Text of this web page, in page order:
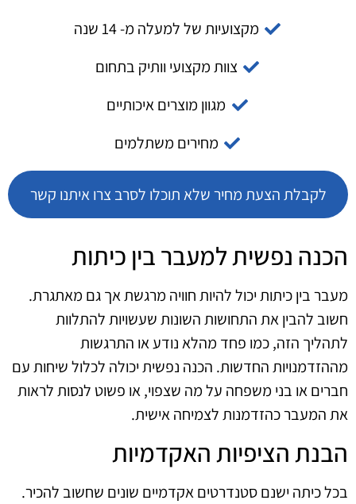
מקצועיות של למעלה מ- 14 שנה
צוות מקצועי וותיק בתחום
מגוון מוצרים איכותיים
מחירים משתלמים
לקבלת הצעת מחיר שלא תוכלו לסרב צרו איתנו קשר
הכנה נפשית למעבר בין כיתות
מעבר בין כיתות יכול להיות חוויה מרגשת אך גם מאתגרת.
חשוב להבין את התחושות השונות שעשויות להתלוות
לתהליך הזה, כמו פחד מהלא נודע או התרגשות
מההזדמנויות החדשות. הכנה נפשית יכולה לכלול שיחות עם
חברים או בני משפחה על מה שצפוי, או פשוט לנסות לראות
את המעבר כהזדמנות לצמיחה אישית.
הבנת הציפיות האקדמיות
בכל כיתה ישנם סטנדרטים אקדמיים שונים שחשוב להכיר.